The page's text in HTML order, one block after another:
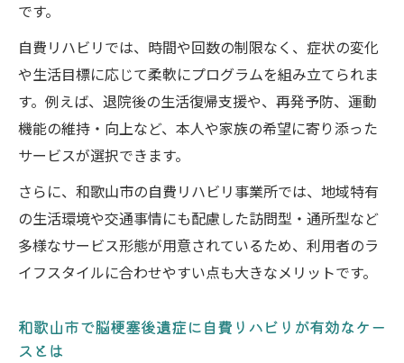
支援を見極める
診療形態や所在地から選ぶ自費リハビリの
比較ポイント
和歌山市で信頼できる自費リハビリの選定
通いやすさや予約方法を重視した自費リハ
ビリの探し方
専門スタッフとの相性を考えた自費リハビ
地域密着型の支援で目指す継続的リハビリ
です。
自費リハビリでは、時間や回数の制限なく、症状の変化
や生活目標に応じて柔軟にプログラムを組み立てられま
す。例えば、退院後の生活復帰支援や、再発予防、運動
機能の維持・向上など、本人や家族の希望に寄り添った
サービスが選択できます。
さらに、和歌山市の自費リハビリ事業所では、地域特有
の生活環境や交通事情にも配慮した訪問型・通所型など
多様なサービス形態が用意されているため、利用者のラ
イフスタイルに合わせやすい点も大きなメリットです。
和歌山市で脳梗塞後遺症に自費リハビリが有効なケー
スとは